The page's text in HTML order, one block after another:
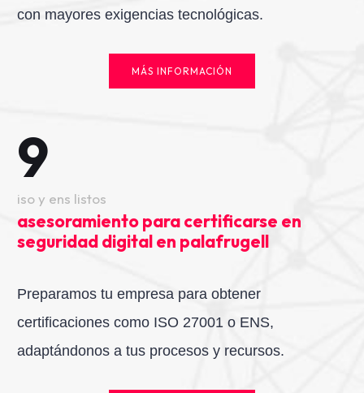
con mayores exigencias tecnológicas.
MÁS INFORMACIÓN
9
iso y ens listos
asesoramiento para certificarse en
seguridad digital en palafrugell
Preparamos tu empresa para obtener
certificaciones como ISO 27001 o ENS,
adaptándonos a tus procesos y recursos.